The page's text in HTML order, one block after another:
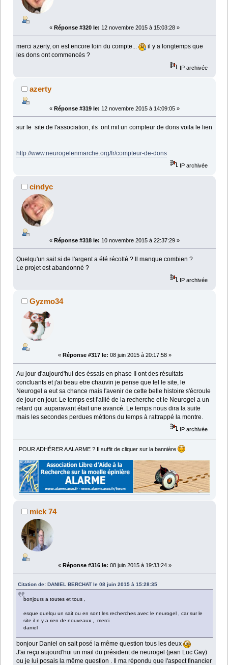
« Réponse #320 le: 12 novembre 2015 à 15:03:28 »
merci azerty, on est encore loin du compte...
il y a longtemps que
les dons ont commencés ?
IP archivée
azerty
« Réponse #319 le: 12 novembre 2015 à 14:09:05 »
sur le site de l'association, ils ont mit un compteur de dons voila le lien
http://www.neurogelenmarche.org/fr/compteur-de-dons
IP archivée
cindyc
« Réponse #318 le: 10 novembre 2015 à 22:37:29 »
Quelqu'un sait si de l'argent a été récolté ? Il manque combien ?
Le projet est abandonné ?
IP archivée
Gyzmo34
« Réponse #317 le: 08 juin 2015 à 20:17:58 »
Au jour d'aujourd'hui des éssais en phase II ont des résultats
concluants et j'ai beau etre chauvin je pense que tel le site, le
Neurogel a eut sa chance mais l'avenir de cette belle histoire s'écroule
de jour en jour. Le temps est l'allié de la recherche et le Neurogel a un
retard qui auparavant était une avancé. Le temps nous dira la suite
mais les secondes perdues méttons du temps à rattrappé la montre.
IP archivée
POUR ADHÉRER A ALARME ? Il suffit de cliquer sur la bannière
mick 74
« Réponse #316 le: 08 juin 2015 à 19:33:24 »
Citation de: DANIEL BERCHAT le 08 juin 2015 à 15:28:35
bonjours a toutes et tous ,
esque quelqu un sait ou en sont les recherches avec le neurogel , car sur le
site il n y a rien de nouveaux , merci
daniel
bonjour Daniel on sait posé la même question tous les deux
J'ai reçu aujourd'hui un mail du président de neurogel (jean Luc Gay)
ou je lui posais la même question . Il ma répondu que l'aspect financier